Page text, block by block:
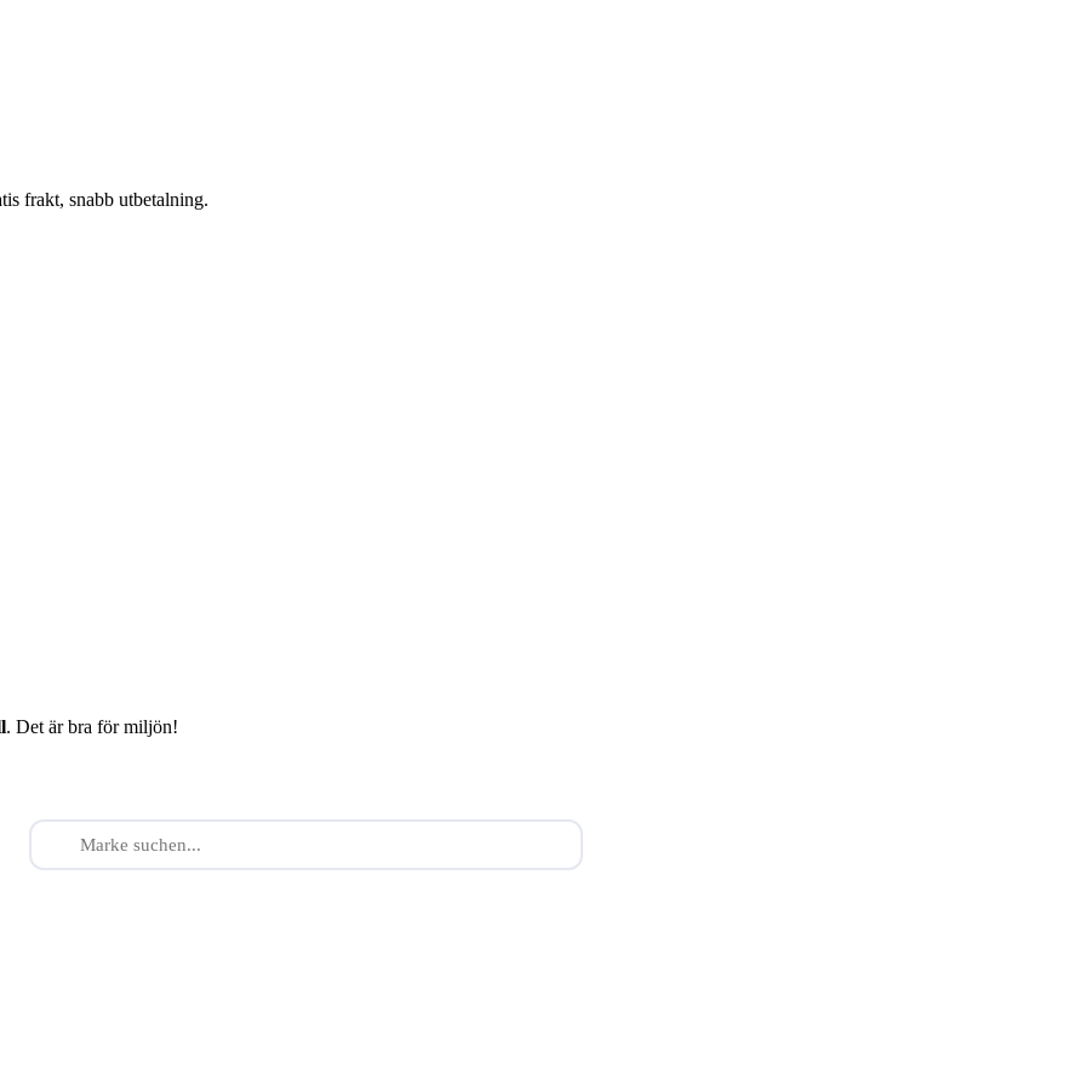
frakt, snabb utbetalning.
. Det är bra för miljön!